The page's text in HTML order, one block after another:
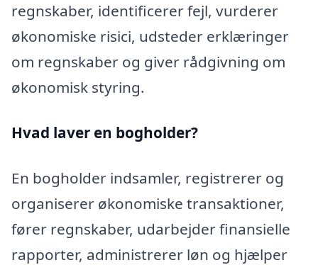
regnskaber, identificerer fejl, vurderer
økonomiske risici, udsteder erklæringer
om regnskaber og giver rådgivning om
økonomisk styring.
Hvad laver en bogholder?
En bogholder indsamler, registrerer og
organiserer økonomiske transaktioner,
fører regnskaber, udarbejder finansielle
rapporter, administrerer løn og hjælper